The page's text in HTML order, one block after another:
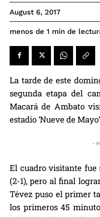
August 6, 2017
menos de 1 min de
La tarde de este
segunda etapa del
Macará de Ambato
estadio ‘Nueve de
-
El cuadro visitante fue
(2-1), pero al final
Tévez puso el primer
los primeros 45